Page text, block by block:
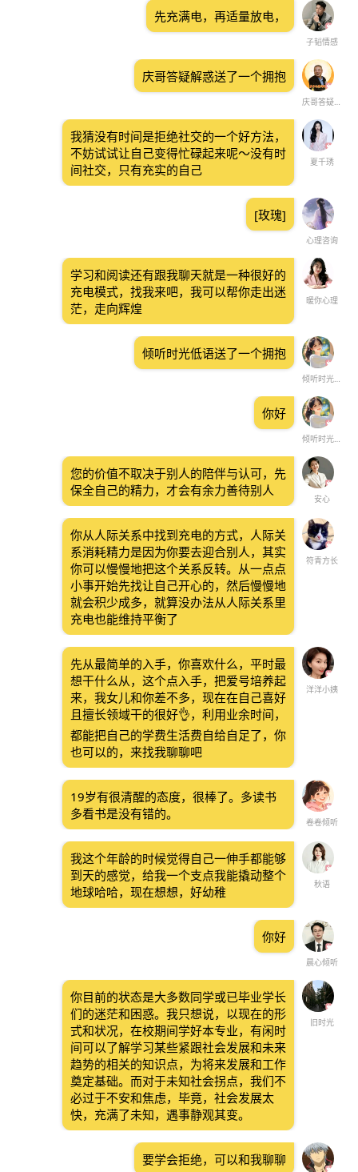
子韬情感
先充满电，再适量放电，
庆哥答疑解惑
庆哥答疑解惑送了一个拥抱
夏千琇
我猜没有时间是拒绝社交的一个好方法，
不妨试试让自己变得忙碌起来呢～没有时
间社交，只有充实的自己
心理咨询
[玫瑰]
暖你心理
学习和阅读还有跟我聊天就是一种很好的
充电模式，找我来吧，我可以帮你走出迷
茫，走向辉煌
倾听时光低语
倾听时光低语送了一个拥抱
倾听时光低语
你好
安心
您的价值不取决于别人的陪伴与认可，先
保全自己的精力，才会有余力善待别人
符青方长
你从人际关系中找到充电的方式，人际关
系消耗精力是因为你要去迎合别人，其实
你可以慢慢地把这个关系反转。从一点点
小事开始先找让自己开心的，然后慢慢地
就会积少成多，就算没办法从人际关系里
充电也能维持平衡了
洋洋小姨
先从最简单的入手，你喜欢什么，平时最
想干什么从，这个点入手，把爱号培养起
来，我女儿和你差不多，现在在自己喜好
且擅长领域干的很好👌，利用业余时间，
都能把自己的学费生活费自给自足了，你
也可以的，来找我聊聊吧
卷卷倾听
19岁有很清醒的态度，很棒了。多读书
多看书是没有错的。
秋语
我这个年龄的时候觉得自己一伸手都能够
到天的感觉，给我一个支点我能撬动整个
地球哈哈，现在想想，好幼稚
晨心倾听
你好
旧时光
你目前的状态是大多数同学或已毕业学长
们的迷茫和困惑。我只想说，以现在的形
式和状况，在校期间学好本专业，有闲时
间可以了解学习某些紧跟社会发展和未来
趋势的相关的知识点，为将来发展和工作
奠定基础。而对于未知社会拐点，我们不
必过于不安和焦虑，毕竟，社会发展太
快，充满了未知，遇事静观其变。
要学会拒绝，可以和我聊聊